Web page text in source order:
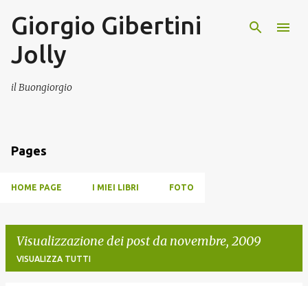
Passa ai contenuti principali
Giorgio Gibertini
Jolly
il Buongiorgio
Pages
HOME PAGE I MIEI LIBRI FOTO
Visualizzazione dei post da novembre, 2009
VISUALIZZA TUTTI